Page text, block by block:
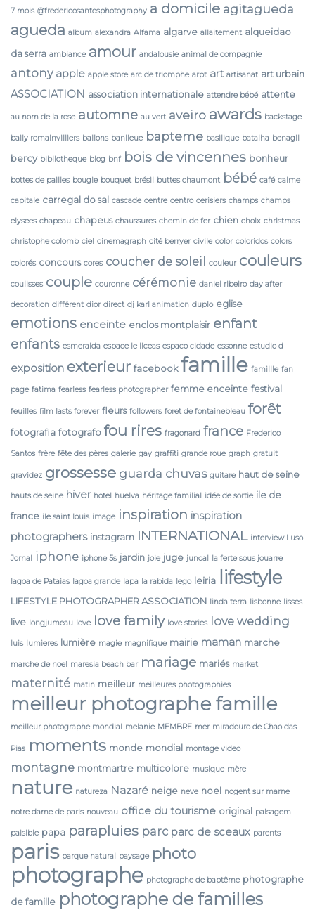
7 mois @fredericosantosphotography a domicile agitagueda
agueda album alexandra Alfama algarve allaitement alqueidao
da serra ambiance amour andalousie animal de compagnie
antony apple apple store arc de triomphe arpt art artisanat art urbain
ASSOCIATION association internationale attendre bébé attente
au nom de la rose automne au vert aveiro awards backstage
baily romainvilliers ballons banlieue bapteme basilique batalha benagil
bercy bibliotheque blog bnf bois de vincennes bonheur
bottes de pailles bougie bouquet brésil buttes chaumont bébé café calme
capitale carregal do sal cascade centre centro cerisiers champs champs
elysees chapeau chapeus chaussures chemin de fer chien choix christmas
christophe colomb ciel cinemagraph cité berryer civile color coloridos colors
colorés concours cores coucher de soleil couleur couleurs
coulisses couple couronne cérémonie daniel ribeiro day after
decoration différent dior direct dj karl animation duplo eglise
emotions enceinte enclos montplaisir enfant
enfants esmeralda espace le liceas espaco cidade essonne estudio d
exposition exterieur facebook famille famillle fan
page fatima fearless fearless photographer femme enceinte festival
feuilles film lasts forever fleurs followers foret de fontainebleau forêt
fotografia fotografo fou rires fragonard france Frederico
Santos frère fête des pères galerie gay graffiti grande roue graph gratuit
gravidez grossesse guarda chuvas guitare haut de seine
hauts de seine hiver hotel huelva héritage familial idée de sortie ile de
france ile saint louis image inspiration inspiration
photographers instagram INTERNATIONAL interview Luso
Jornal iphone iphone 5s jardin joie juge juncal la ferte sous jouarre
lagoa de Pataias lagoa grande lapa la rabida lego leiria lifestyle
LIFESTYLE PHOTOGRAPHER ASSOCIATION linda terra lisbonne lisses
live longjumeau love love family love stories love wedding
luis lumieres lumière magie magnifique mairie maman marche
marche de noel maresia beach bar mariage mariés market
maternité matin meilleur meilleures photographies
meilleur photographe famille
meilleur photographe mondial melanie MEMBRE mer miradouro de Chao das
Pias moments monde mondial montage video
montagne montmartre multicolore musique mère
nature natureza Nazaré neige neve noel nogent sur marne
notre dame de paris nouveau office du tourisme original paisagem
paisible papa parapluies parc parc de sceaux parents
paris parque natural paysage photo
photographe photographe de baptême photographe
de famille photographe de familles